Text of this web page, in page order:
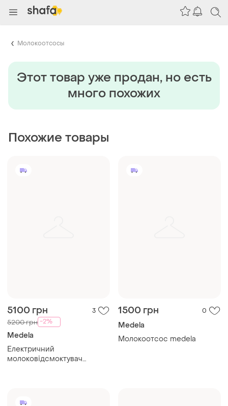
Молокоотсосы
Этот товар уже продан, но есть
много похожих
Похожие товары
5100 грн 3
5200 грн -2%
Medela
Електричний
молоковідсмоктувач
1500 грн 0
Medela
Молокоотсос medela